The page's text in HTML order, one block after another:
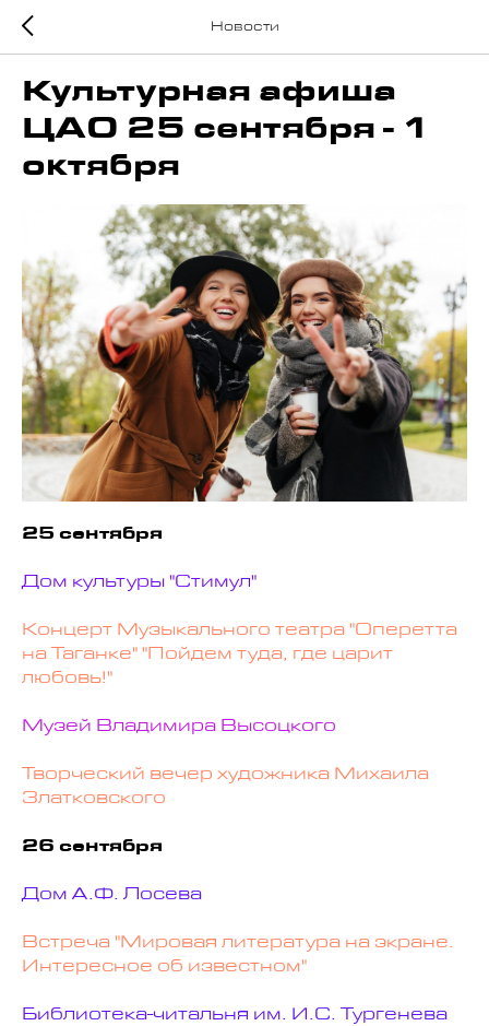
Новости
Культурная афиша
ЦАО 25 сентября - 1
октября
25 сентября
Дом культуры "Стимул"
Концерт Музыкального театра "Оперетта
на Таганке" "Пойдем туда, где царит
любовь!"
Музей Владимира Высоцкого
Творческий вечер художника Михаила
Златковского
26 сентября
Дом А.Ф. Лосева
Встреча "Мировая литература на экране.
Интересное об известном"
Библиотека-читальня им. И.С. Тургенева